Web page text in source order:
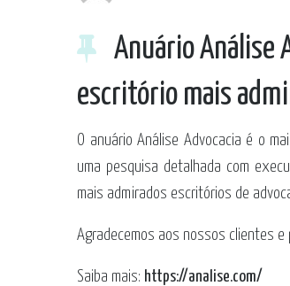
Anuário Análise
escritório mais
O anuário Análise Advocacia é o
uma pesquisa detalhada com
mais admirados escritórios de
Agradecemos aos nossos clientes e
Saiba mais: https://analise.com/